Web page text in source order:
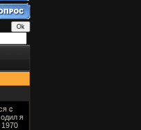
с
я
1970